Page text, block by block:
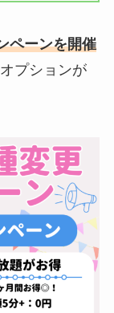
ペーンを開催
プションが